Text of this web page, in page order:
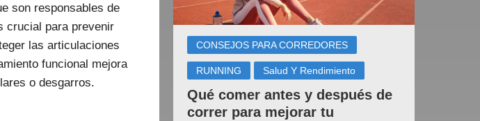
son responsables de
crucial para prevenir
las articulaciones
funcional mejora
o desgarros.
CONSEJOS PARA CORREDORES
RUNNING Salud Y Rendimiento
Qué comer antes y después de
correr para mejorar tu